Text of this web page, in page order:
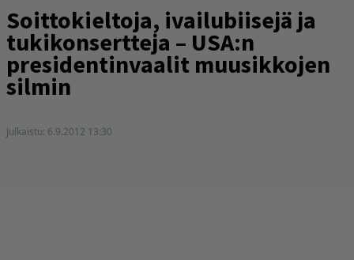
Soittokieltoja, ivailubiisejä ja
tukikonsertteja – USA:n
presidentinvaalit muusikkojen
silmin
Julkaistu: 6.9.2012 13:30